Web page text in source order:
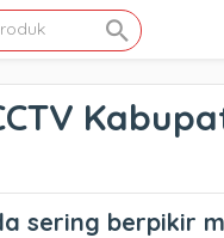
sering berpikir